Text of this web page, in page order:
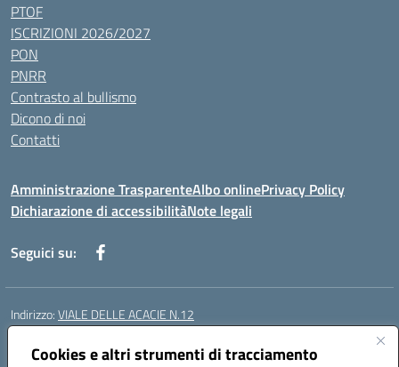
Cookies e altri strumenti di tracciamento
PTOF
ISCRIZIONI 2026/2027
PON
PNRR
Contrasto al bullismo
Dicono di noi
Contatti
Amministrazione TrasparenteAlbo onlinePrivacy Policy
Dichiarazione di accessibilitàNote legali
Seguici su:
Indirizzo:VIALE DELLE ACACIE N.12
Centralino:
Posta elettronica certificata (PEC):ceic87900q@pec.istruzione.it